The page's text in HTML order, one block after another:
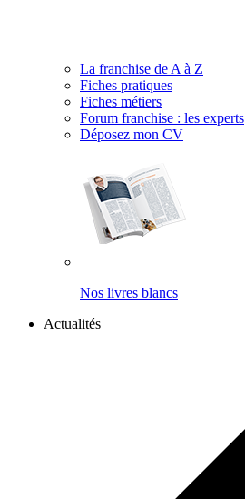
La franchise de A à Z
Fiches pratiques
Fiches métiers
Forum franchise : les experts
Déposez mon CV
Nos livres blancs
Actualités